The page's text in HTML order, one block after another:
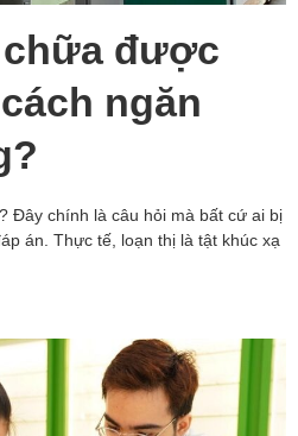
được
ngăn
Đây chính là câu hỏi mà bất cứ ai bị
án. Thực tế, loạn thị là tật khúc xạ